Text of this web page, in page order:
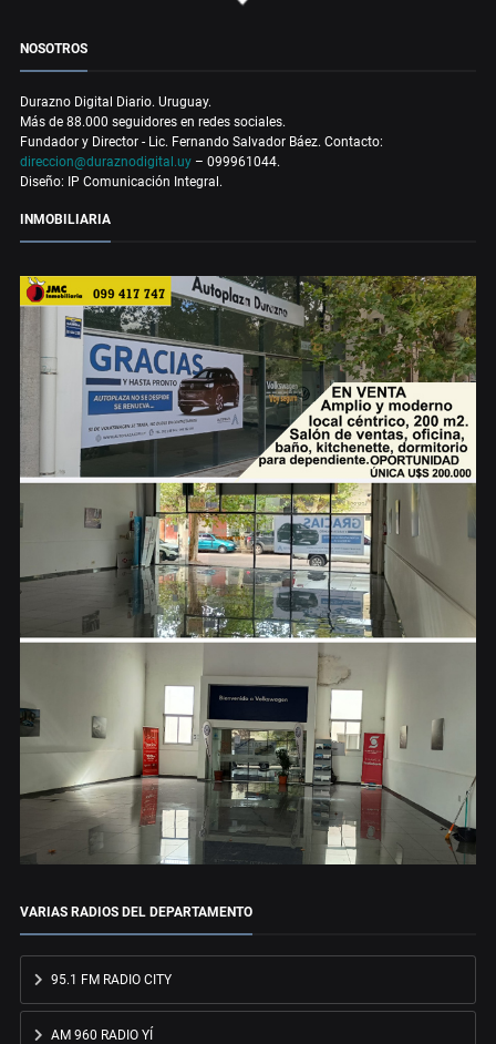
NOSOTROS
Durazno Digital Diario. Uruguay.
Más de 88.000 seguidores en redes sociales.
Fundador y Director - Lic. Fernando Salvador Báez. Contacto:
direccion@duraznodigital.uy – 099961044.
Diseño: IP Comunicación Integral.
INMOBILIARIA
VARIAS RADIOS DEL DEPARTAMENTO
95.1 FM RADIO CITY
AM 960 RADIO YÍ